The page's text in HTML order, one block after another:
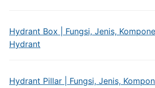
Hydrant Box | Fungsi, Jenis,
Hydrant
Hydrant Pillar | Fungsi, Jenis,